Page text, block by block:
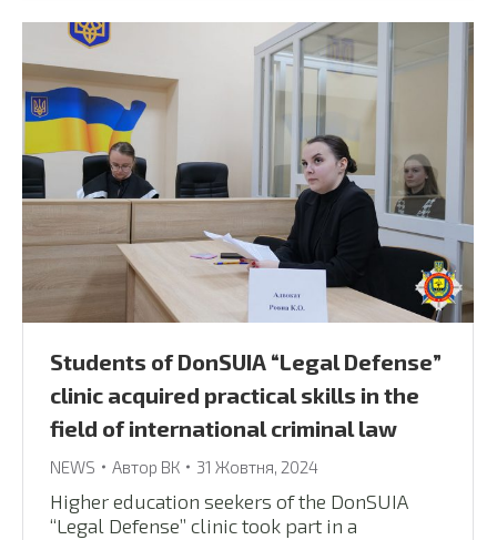
Students of DonSUIA “Legal Defense”
clinic acquired practical skills in the
field of international criminal law
NEWS Автор ВК 31 Жовтня, 2024
Higher education seekers of the DonSUIA
“Legal Defense” clinic took part in a